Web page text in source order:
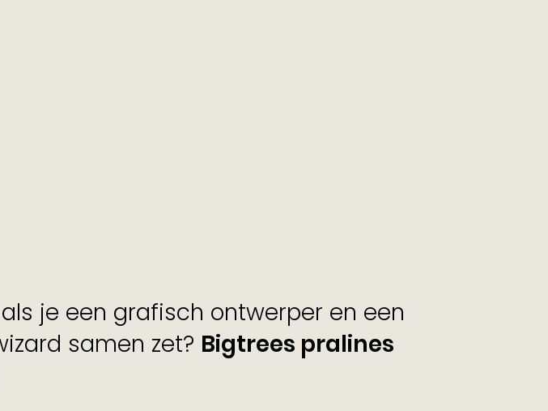
je een grafisch ontwerper en een
samen zet? Bigtrees pralines